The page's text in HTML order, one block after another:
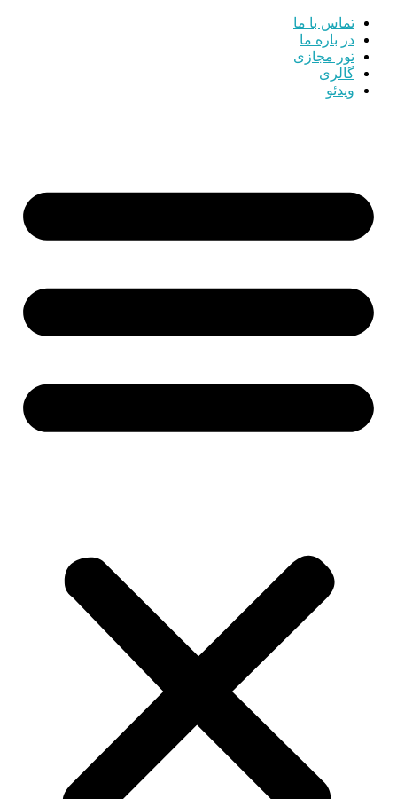
تماس با ما
در باره ما
تور مجازی
گالری
ویدئو